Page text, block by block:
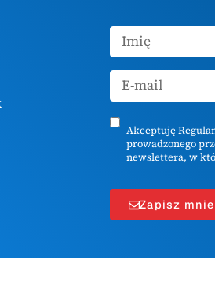
Akceptuję
prowadzonego
newslettera, w
Zapisz mnie